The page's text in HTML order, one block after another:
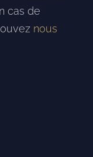
cas de
nous